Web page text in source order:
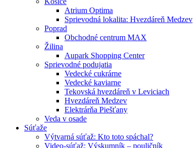
Atrium Optima
Sprievodná lokalita: Hvezdáreň Medzev
Poprad
Obchodné centrum MAX
Žilina
Aupark Shopping Center
Sprievodné podujatia
Vedecké cukrárne
Vedecké kaviarne
Tekovská hvezdáreň v Leviciach
Hvezdáreň Medzev
Elektrárňa Piešťany
Veda v osade
Súťaže
Výtvarná súťaž: Kto toto spáchal?
Video-súťaž: Výskumník – pouličník